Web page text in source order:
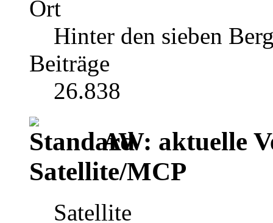
Ort
Hinter den sieben
Beiträge
26.838
AW: aktuelle
Satellite/MCP
Satellite